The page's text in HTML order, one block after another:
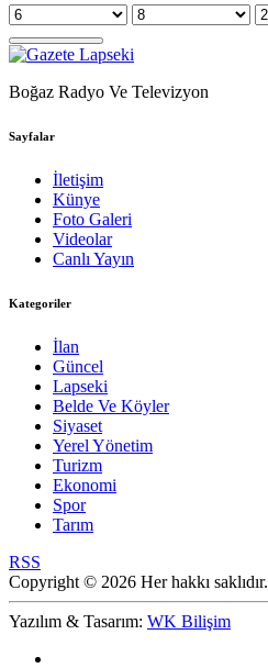
Boğaz Radyo Ve Televizyon
Sayfalar
İletişim
Künye
Foto Galeri
Videolar
Canlı Yayın
Kategoriler
İlan
Güncel
Lapseki
Belde Ve Köyler
Siyaset
Yerel Yönetim
Turizm
Ekonomi
Spor
Tarım
RSS
Copyright © 2026 Her hakkı saklıdır.
Yazılım & Tasarım: WK Bilişim